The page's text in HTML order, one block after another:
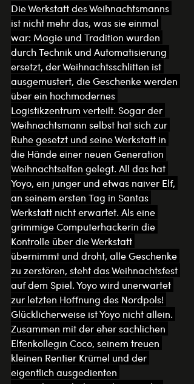
Die Werkstatt des Weihnachtsmanns
ist nicht mehr das, was sie einmal
war: Magie und Tradition wurden
durch Technik und Automatisierung
ersetzt, der Weihnachtsschlitten ist
ausgemustert, die Geschenke werden
über ein hochmodernes
Logistikzentrum verteilt. Sogar der
Weihnachtsmann selbst hat sich zur
Ruhe gesetzt und seine Werkstatt in
die Hände einer neuen Generation
Weihnachtselfen gelegt. All das hat
Yoyo, ein junger und etwas naiver Elf,
an seinem ersten Tag in Santas
Werkstatt nicht erwartet. Als eine
grimmige Computerhackerin die
Kontrolle über die Werkstatt
übernimmt und droht, alle Geschenke
zu zerstören, steht das Weihnachtsfest
auf dem Spiel. Yoyo wird unerwartet
zur letzten Hoffnung des Nordpols!
Glücklicherweise ist Yoyo nicht allein.
Zusammen mit der eher sachlichen
Elfenkollegin Coco, seinem treuen
kleinen Rentier Krümel und der
eigentlich ausgedienten